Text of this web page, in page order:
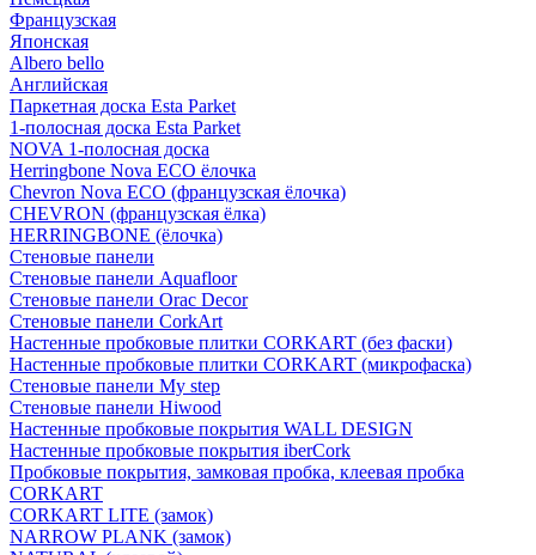
Французская
Японская
Albero bello
Английская
Паркетная доска Esta Parket
1-полосная доска Esta Parket
NOVA 1-полосная доска
Herringbone Nova ECO ёлочка
Chevron Nova ECO (французская ёлочка)
CHEVRON (французская ёлка)
HERRINGBONE (ёлочка)
Стеновые панели
Стеновые панели Aquafloor
Стеновые панели Orac Decor
Стеновые панели CorkArt
Настенные пробковые плитки CORKART (без фаски)
Настенные пробковые плитки CORKART (микрофаска)
Стеновые панели My step
Стеновые панели Hiwood
Настенные пробковые покрытия WALL DESIGN
Настенные пробковые покрытия iberCork
Пробковые покрытия, замковая пробка, клеевая пробка
CORKART
CORKART LITE (замок)
NARROW PLANK (замок)